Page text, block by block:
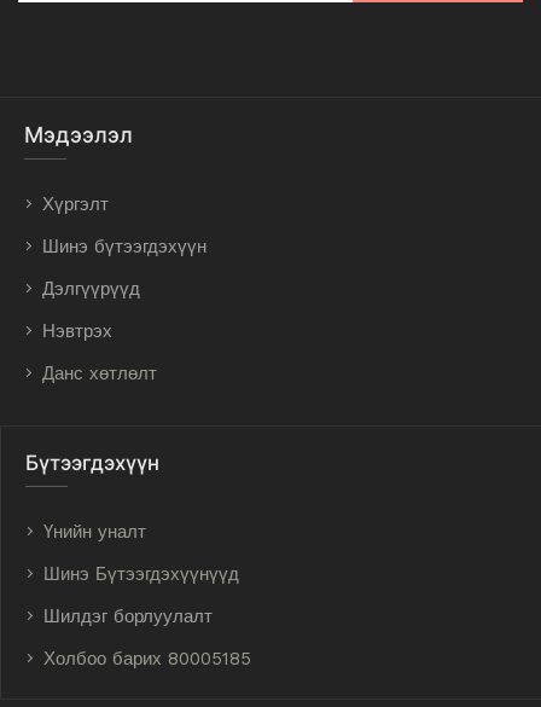
Мэдээлэл
Хүргэлт
Шинэ бүтээгдэхүүн
Дэлгүүрүүд
Нэвтрэх
Данс хөтлөлт
Бүтээгдэхүүн
Үнийн уналт
Шинэ Бүтээгдэхүүнүүд
Шилдэг борлуулалт
Холбоо барих 80005185